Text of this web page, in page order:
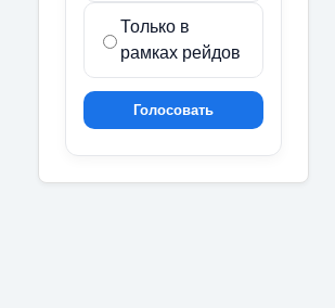
Только в
рамках рейдов
Голосовать